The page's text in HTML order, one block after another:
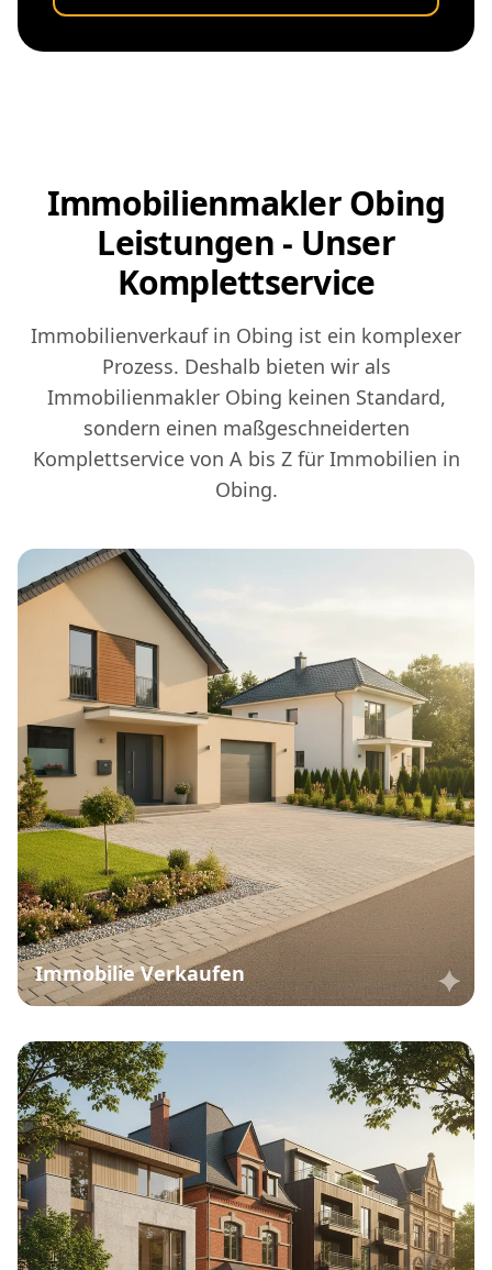
Immobilienmakler Obing
Leistungen - Unser
Komplettservice
Immobilienverkauf in Obing ist ein komplexer
Prozess. Deshalb bieten wir als
Immobilienmakler Obing keinen Standard,
sondern einen maßgeschneiderten
Komplettservice von A bis Z für Immobilien in
Obing.
Immobilie Verkaufen